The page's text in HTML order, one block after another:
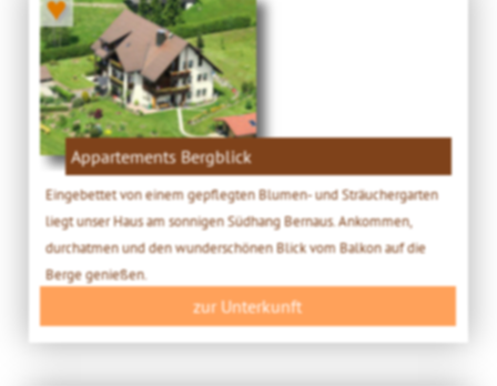
Appartements Bergblick
Eingebettet von einem gepflegten Blumen- und Sträuchergarten
liegt unser Haus am sonnigen Südhang Bernaus. Ankommen,
durchatmen und den wunderschönen Blick vom Balkon auf die
Berge genießen.
zur Unterkunft